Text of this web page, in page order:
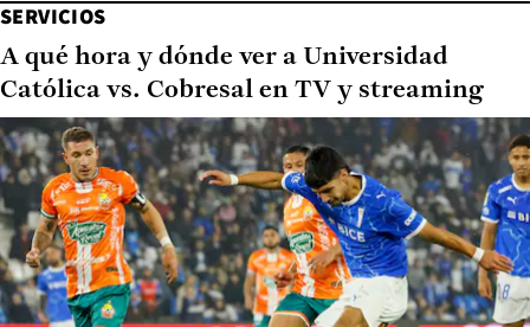
SERVICIOS
A qué hora y dónde ver a Universidad
Católica vs. Cobresal en TV y streaming